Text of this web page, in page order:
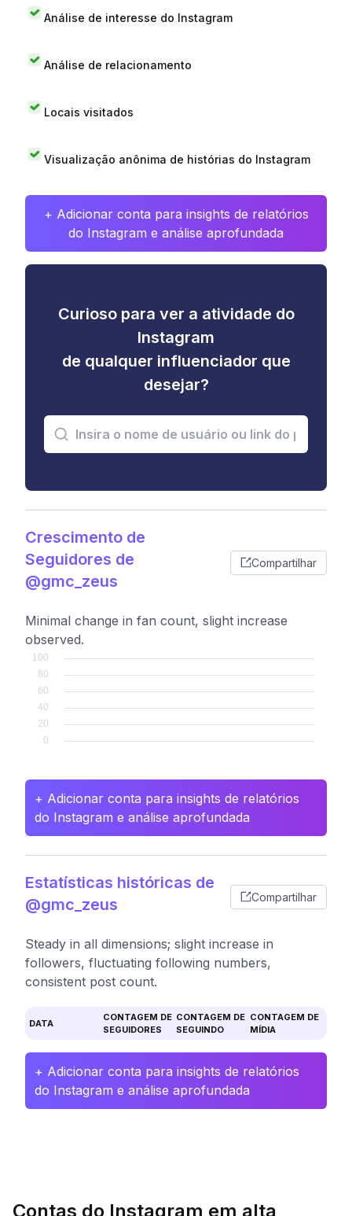
Análise de interesse do Instagram
Análise de relacionamento
Locais visitados
Visualização anônima de histórias do Instagram
+ Adicionar conta para insights de relatórios
do Instagram e análise aprofundada
Curioso para ver a atividade do
Instagram
de qualquer influenciador que
desejar?
Crescimento de
Seguidores de
@gmc_zeus
Compartilhar
Minimal change in fan count, slight increase
observed.
+ Adicionar conta para insights de relatórios
do Instagram e análise aprofundada
Estatísticas históricas de
@gmc_zeus
Compartilhar
Steady in all dimensions; slight increase in
followers, fluctuating following numbers,
consistent post count.
DATA
CONTAGEM DE
SEGUIDORES
CONTAGEM DE
SEGUINDO
CONTAGEM DE
MÍDIA
+ Adicionar conta para insights de relatórios
do Instagram e análise aprofundada
Contas do Instagram em alta